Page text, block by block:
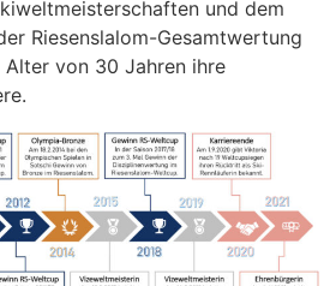
und dem
Riesenslalom-Gesamtwertung
von 30 Jahren ihre